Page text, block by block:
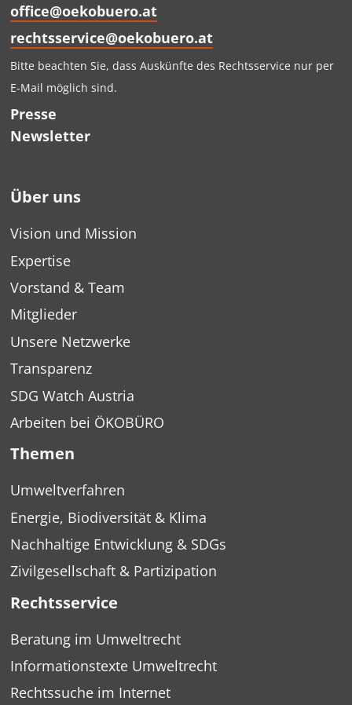
office@oekobuero.at
rechtsservice@oekobuero.at
Bitte beachten Sie, dass Auskünfte des Rechtsservice nur per
E-Mail möglich sind.
Presse
Newsletter
Über uns
Vision und Mission
Expertise
Vorstand & Team
Mitglieder
Unsere Netzwerke
Transparenz
SDG Watch Austria
Arbeiten bei ÖKOBÜRO
Themen
Umweltverfahren
Energie, Biodiversität & Klima
Nachhaltige Entwicklung & SDGs
Zivilgesellschaft & Partizipation
Rechtsservice
Beratung im Umweltrecht
Informationstexte Umweltrecht
Rechtssuche im Internet